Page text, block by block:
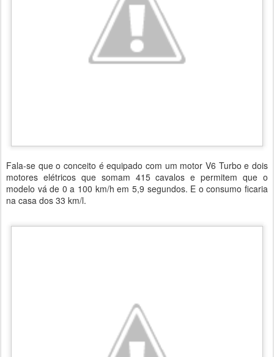
Fala-se que o conceito é equipado com um motor V6 Turbo e dois
motores elétricos que somam 415 cavalos e permitem que o
modelo vá de 0 a 100 km/h em 5,9 segundos. E o consumo ficaria
na casa dos 33 km/l.